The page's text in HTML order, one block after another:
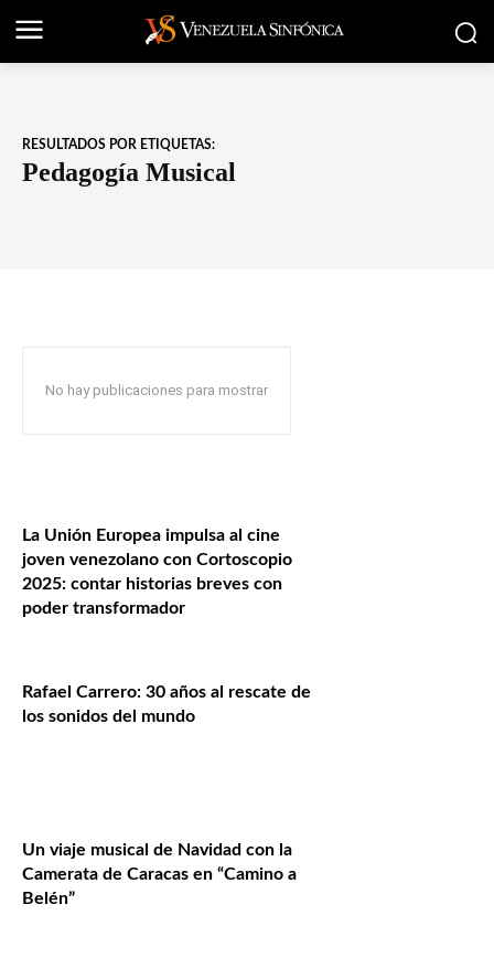
RESULTADOS POR ETIQUETAS:
Pedagogía Musical
No hay publicaciones para mostrar
La Unión Europea impulsa al cine
joven venezolano con Cortoscopio
2025: contar historias breves con
poder transformador
Rafael Carrero: 30 años al rescate de
los sonidos del mundo
Un viaje musical de Navidad con la
Camerata de Caracas en “Camino a
Belén”